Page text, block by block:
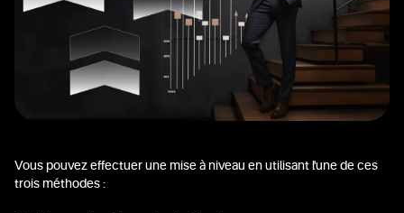
Vous pouvez effectuer une mise à niveau en utilisant l'une de ces
trois méthodes :